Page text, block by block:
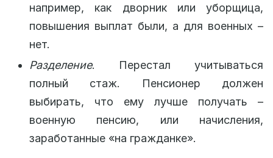
например, как дворник или уборщица,
повышения выплат были, а для военных –
нет.
Разделение. Перестал учитываться
полный стаж. Пенсионер должен
выбирать, что ему лучше получать –
военную пенсию, или начисления,
заработанные «на гражданке».